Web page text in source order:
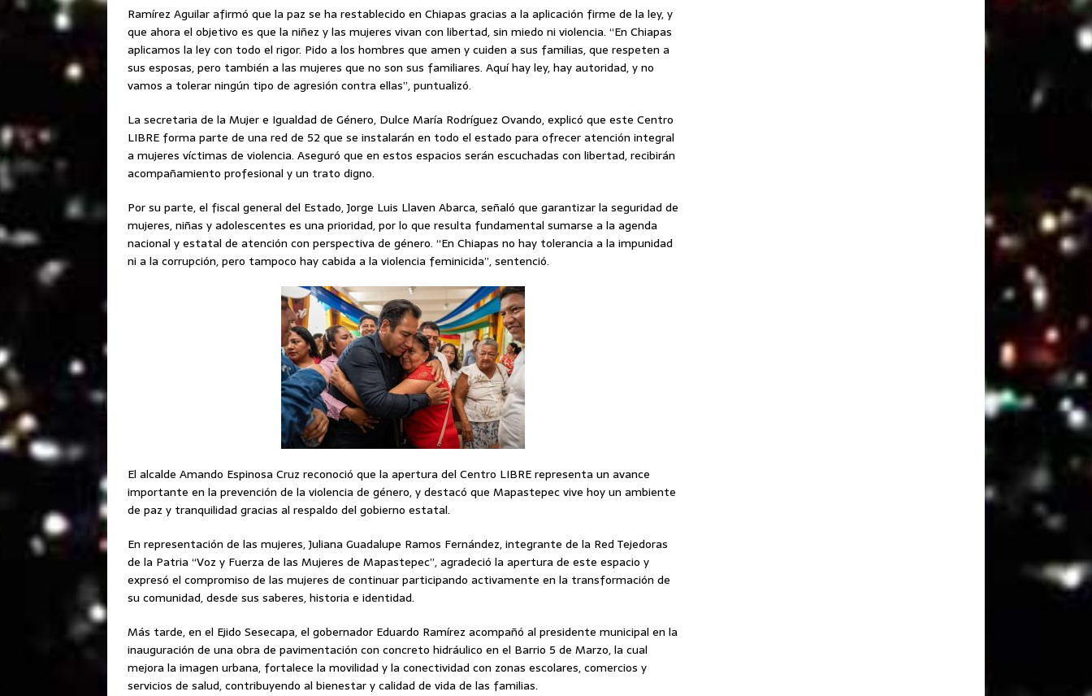
Ramírez Aguilar afirmó que la paz se ha restablecido en Chiapas gracias a la aplicación firme de la ley, y
que ahora el objetivo es que la niñez y las mujeres vivan con libertad, sin miedo ni violencia. “En Chiapas
aplicamos la ley con todo el rigor. Pido a los hombres que amen y cuiden a sus familias, que respeten a
sus esposas, pero también a las mujeres que no son sus familiares. Aquí hay ley, hay autoridad, y no
vamos a tolerar ningún tipo de agresión contra ellas”, puntualizó.
La secretaria de la Mujer e Igualdad de Género, Dulce María Rodríguez Ovando, explicó que este Centro
LIBRE forma parte de una red de 52 que se instalarán en todo el estado para ofrecer atención integral
a mujeres víctimas de violencia. Aseguró que en estos espacios serán escuchadas con libertad, recibirán
acompañamiento profesional y un trato digno.
Por su parte, el fiscal general del Estado, Jorge Luis Llaven Abarca, señaló que garantizar la seguridad de
mujeres, niñas y adolescentes es una prioridad, por lo que resulta fundamental sumarse a la agenda
nacional y estatal de atención con perspectiva de género. “En Chiapas no hay tolerancia a la impunidad
ni a la corrupción, pero tampoco hay cabida a la violencia feminicida”, sentenció.
El alcalde Amando Espinosa Cruz reconoció que la apertura del Centro LIBRE representa un avance
importante en la prevención de la violencia de género, y destacó que Mapastepec vive hoy un ambiente
de paz y tranquilidad gracias al respaldo del gobierno estatal.
En representación de las mujeres, Juliana Guadalupe Ramos Fernández, integrante de la Red Tejedoras
de la Patria “Voz y Fuerza de las Mujeres de Mapastepec”, agradeció la apertura de este espacio y
expresó el compromiso de las mujeres de continuar participando activamente en la transformación de
su comunidad, desde sus saberes, historia e identidad.
Más tarde, en el Ejido Sesecapa, el gobernador Eduardo Ramírez acompañó al presidente municipal en la
inauguración de una obra de pavimentación con concreto hidráulico en el Barrio 5 de Marzo, la cual
mejora la imagen urbana, fortalece la movilidad y la conectividad con zonas escolares, comercios y
servicios de salud, contribuyendo al bienestar y calidad de vida de las familias.